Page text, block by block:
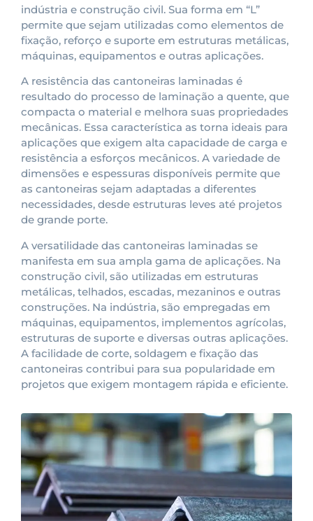
indústria e construção civil. Sua forma em “L”
permite que sejam utilizadas como elementos de
fixação, reforço e suporte em estruturas metálicas,
máquinas, equipamentos e outras aplicações.
A resistência das cantoneiras laminadas é
resultado do processo de laminação a quente, que
compacta o material e melhora suas propriedades
mecânicas. Essa característica as torna ideais para
aplicações que exigem alta capacidade de carga e
resistência a esforços mecânicos. A variedade de
dimensões e espessuras disponíveis permite que
as cantoneiras sejam adaptadas a diferentes
necessidades, desde estruturas leves até projetos
de grande porte.
A versatilidade das cantoneiras laminadas se
manifesta em sua ampla gama de aplicações. Na
construção civil, são utilizadas em estruturas
metálicas, telhados, escadas, mezaninos e outras
construções. Na indústria, são empregadas em
máquinas, equipamentos, implementos agrícolas,
estruturas de suporte e diversas outras aplicações.
A facilidade de corte, soldagem e fixação das
cantoneiras contribui para sua popularidade em
projetos que exigem montagem rápida e eficiente.